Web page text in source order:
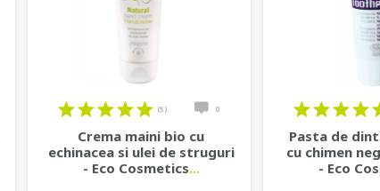
(5) 0
Crema maini bio cu
echinacea si ulei de struguri
- Eco Cosmetics...
Pasta de
cu chimen
- Eco